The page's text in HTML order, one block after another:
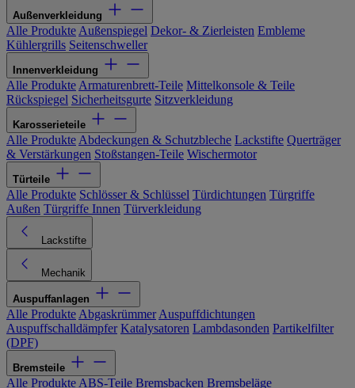
Außenverkleidung
Alle Produkte Außenspiegel Dekor- & Zierleisten Embleme
Kühlergrills Seitenschweller
Innenverkleidung
Alle Produkte Armaturenbrett-Teile Mittelkonsole & Teile
Rückspiegel Sicherheitsgurte Sitzverkleidung
Karosserieteile
Alle Produkte Abdeckungen & Schutzbleche Lackstifte Querträger
& Verstärkungen Stoßstangen-Teile Wischermotor
Türteile
Alle Produkte Schlösser & Schlüssel Türdichtungen Türgriffe
Außen Türgriffe Innen Türverkleidung
Lackstifte
Mechanik
Auspuffanlagen
Alle Produkte Abgaskrümmer Auspuffdichtungen
Auspuffschalldämpfer Katalysatoren Lambdasonden Partikelfilter
(DPF)
Bremsteile
Alle Produkte ABS-Teile Bremsbacken Bremsbeläge